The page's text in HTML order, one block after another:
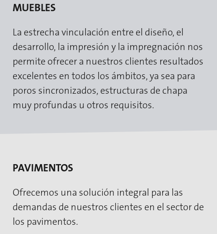
MUEBLES
La estrecha vinculación entre el diseño, el
desarrollo, la impresión y la impregnación nos
permite ofrecer a nuestros clientes resultados
excelentes en todos los ámbitos, ya sea para
poros sincronizados, estructuras de chapa
muy profundas u otros requisitos.
PAVIMENTOS
Ofrecemos una solución integral para las
demandas de nuestros clientes en el sector de
los pavimentos.